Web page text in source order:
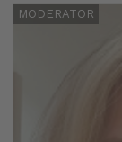
MODERATOR